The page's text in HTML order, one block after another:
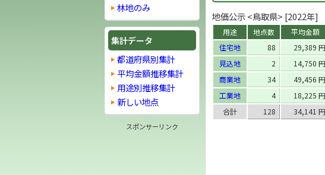
地価公示 <鳥取県> [2022年]
用途 地点数 平均金額
住宅地
88 29,389 円
見込地
2 14,750 円
商業地
34 49,456 円
工業地
4 18,225 円
合計
128 34,141 円
林地のみ
集計データ
都道府県別集計
平均金額推移集計
用途別推移集計
新しい地点
スポンサーリンク